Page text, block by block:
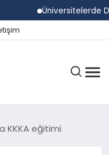
Üniversitelerde
KKKA eğitimi